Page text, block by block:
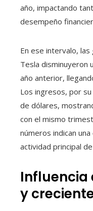
año, impactando
desempeño
En ese intervalo,
Tesla disminuyeron
año anterior,
Los ingresos, por
de dólares,
con el mismo
números indican
actividad principal
Influencia
y